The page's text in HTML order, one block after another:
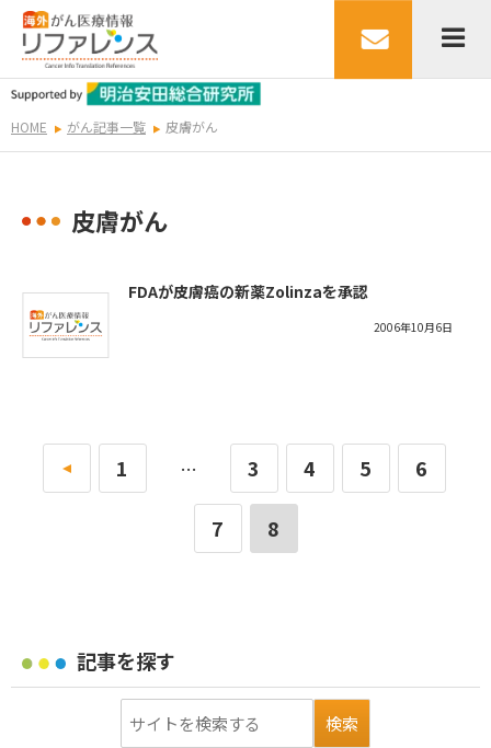
HOME がん記事一覧 皮膚がん
皮膚がん
FDAが皮膚癌の新薬Zolinzaを承認
2006年10月6日
« 1 … 3 4 5 6
7 8
記事を探す